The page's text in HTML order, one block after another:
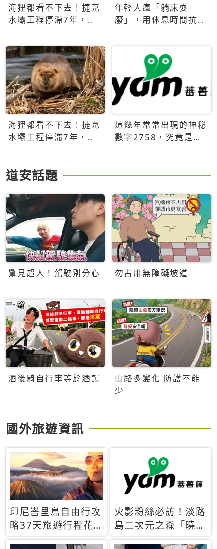
海狸都看不下去！捷克
水壩工程停滯7年，海
年輕人瘋「躺床耍
廢」，用休息時間抗拒
海狸都看不下去！捷克
水壩工程停滯7年，海
這幾年常常出現的神秘
數字2758，究竟是什
道安話題
驚見超人！駕駛別分心 勿占用無障礙坡道
酒後騎自行車等於酒駕
山路多變化 防護不能
少
國外旅遊資訊
印尼峇里島自由行攻
略37天旅遊行程花
費5萬台幣 ❤️別等退
火影粉絲必訪！淡路
島二次元之森「曉」
解謎任務9月起全面